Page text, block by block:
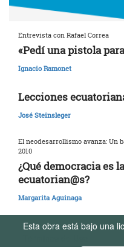
Entrevista con Rafael Correa
«Pedí una pistola
Ignacio Ramonet
Lecciones
José Steinsleger
El neodesarrollismo avanza: Un
2010
¿Qué democracia es
ecuatorian@s?
Margarita Aguinaga
Esta obra está bajo una